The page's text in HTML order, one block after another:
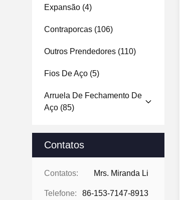
Expansão (4)
Contraporcas (106)
Outros Prendedores (110)
Fios De Aço (5)
Arruela De Fechamento De
Aço (85)
Contatos
Contatos: Mrs. Miranda Li
Telefone: 86-153-7147-8913